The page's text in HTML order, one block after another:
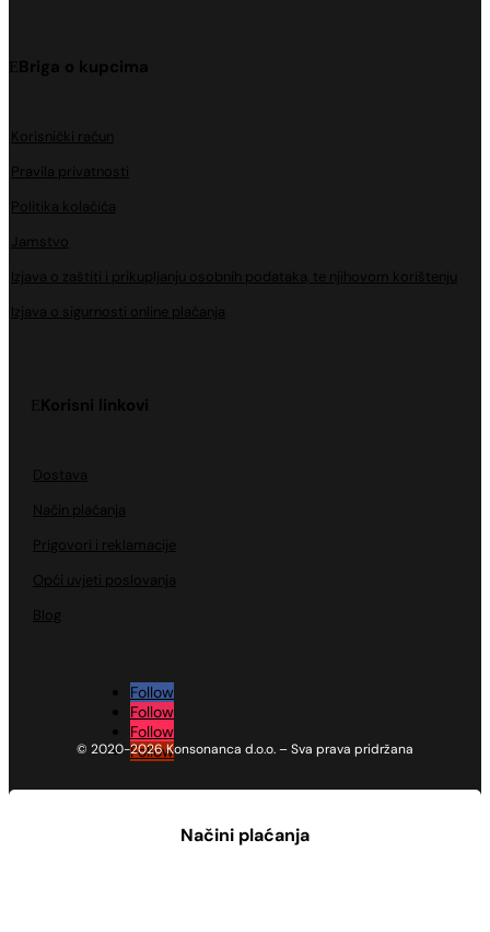
Briga o kupcima
Korisnički račun
Pravila privatnosti
Politika kolačića
Jamstvo
Izjava o zaštiti i prikupljanju osobnih podataka, te njihovom korištenju
Izjava o sigurnosti online plaćanja
Korisni linkovi
Dostava
Način plaćanja
Prigovori i reklamacije
Opći uvjeti poslovanja
Blog
Follow
Follow
Follow
Follow
© 2020-2026 Konsonanca d.o.o. – Sva prava pridržana
Načini plaćanja